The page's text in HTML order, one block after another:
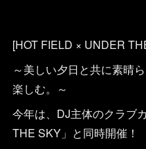
[HOT FIELD × UNDER
～美しい夕日と共に素晴
楽しむ。～
今年は、DJ主体のクラブ
THE SKY」と同時開催！